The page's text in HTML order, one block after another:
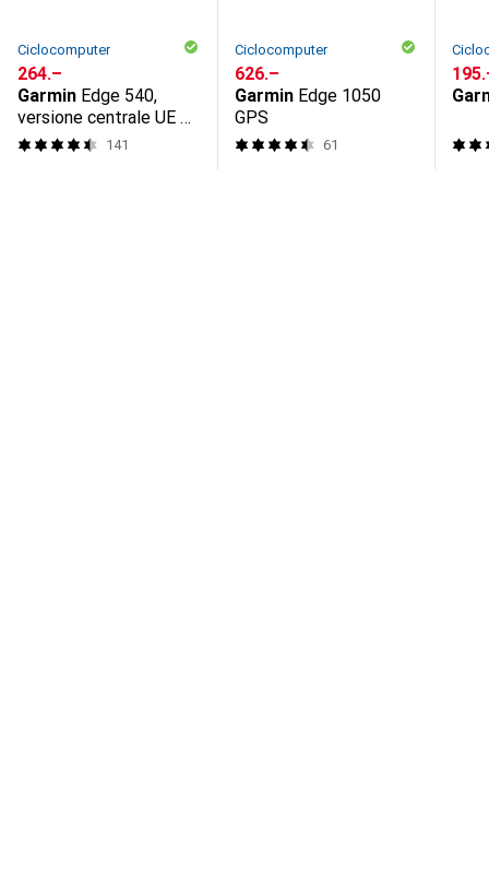
Ciclocomputer
CHF
264.–
Garmin Edge 540,
versione centrale UE +
versione mondiale
141
Ciclocomputer
CHF
626.–
Garmin Edge 1050
GPS
61
CHF